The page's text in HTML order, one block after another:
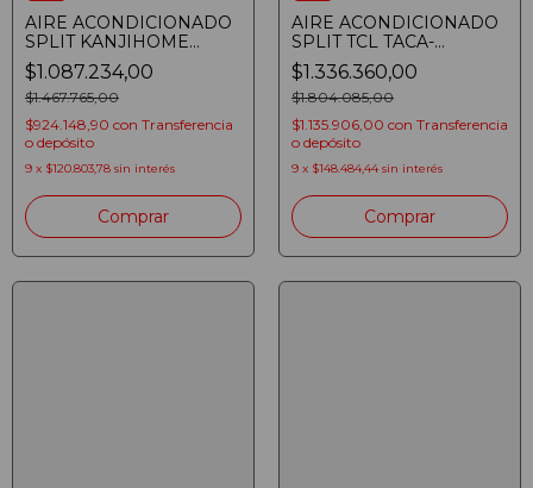
AIRE ACONDICIONADO
SPLIT KANJIHOME
69IKHT81 INVERTER
6900W FRIO CALOR
$1.087.234,00
$1.467.765,00
$924.148,90 con Transferencia
o depósito
9 x $120.803,78 sin interés
AIRE ACONDICIONADO
SPLIT TCL TACA-
5300FCSA/TPRO2
INVERTER 5300W FRIO
CALOR
$1.336.360,00
$1.804.085,00
$1.135.906,00 con Transferencia
o depósito
9 x $148.484,44 sin interés